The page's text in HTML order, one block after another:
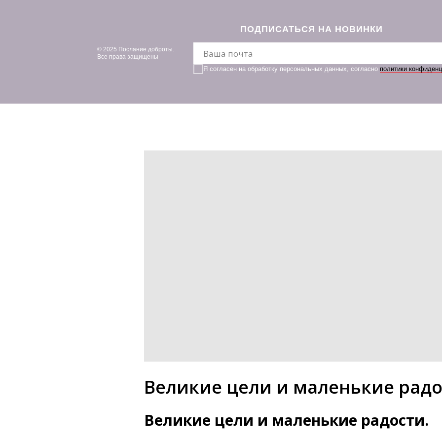
© 2025 Послание доброты.
Все права защищены
Я согласен на обработку персональных данных, согласно политики
ПОДПИСАТЬСЯ НА НОВИНКИ
Великие цели и маленькие
Великие цели и маленькие радости.